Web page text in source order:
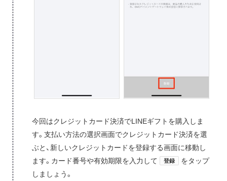
今回はクレジットカード決済でLINEギフトを購入しま
す。支払い方法の選択画面でクレジットカード決済を選
ぶと、新しいクレジットカードを登録する画面に移動し
ます。カード番号や有効期限を入力して
登録
をタップ
しましょう。